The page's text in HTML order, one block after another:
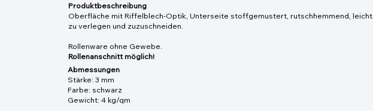
Produktbeschreibung
Oberfläche mit Riffelblech-Optik, Unterseite stoffgemustert, rutschhemmend, leicht
zu verlegen und zuzuschneiden.
Rollenware ohne Gewebe.
Rollenanschnitt möglich!
Abmessungen
Stärke: 3 mm
Farbe: schwarz
Gewicht: 4 kg/qm